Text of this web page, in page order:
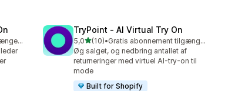
Gratis abonnement tilgængeligt
TryPoint ‑ AI Virtual Try On
5,0ud af 5 stjerner
(10)
10 anmeldelser i alt
•
Gratis abonnement tilgængeligt
Øg salget, og nedbring antallet af
returneringer med virtuel AI-try-on til
mode
Built for Shopify